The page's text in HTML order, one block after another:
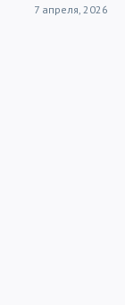
7 апреля, 2026